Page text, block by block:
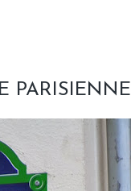
PARISIENNE